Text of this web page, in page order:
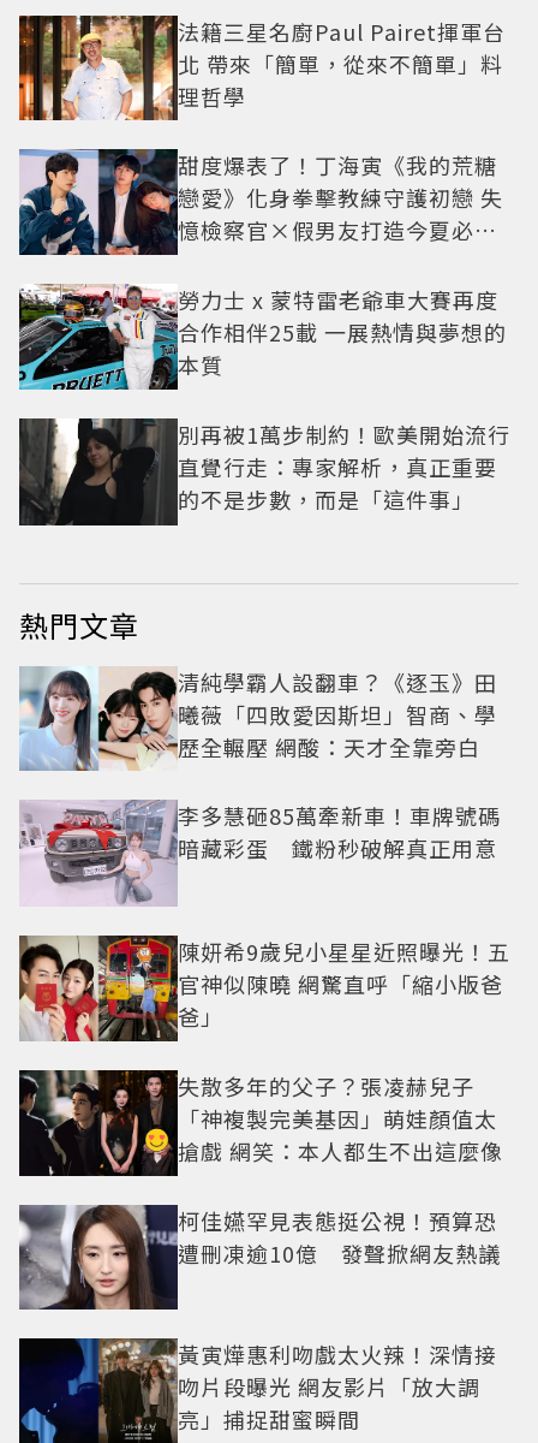
法籍三星名廚Paul Pairet揮軍台
北 帶來「簡單，從來不簡單」料
理哲學
甜度爆表了！丁海寅《我的荒糖
戀愛》化身拳擊教練守護初戀 失
憶檢察官×假男友打造今夏必看
勞力士 x 蒙特雷老爺車大賽再度
合作相伴25載 一展熱情與夢想的
本質
別再被1萬步制約！歐美開始流行
直覺行走：專家解析，真正重要
的不是步數，而是「這件事」
熱門文章
清純學霸人設翻車？《逐玉》田
曦薇「四敗愛因斯坦」智商、學
歷全輾壓 網酸：天才全靠旁白
李多慧砸85萬牽新車！車牌號碼
暗藏彩蛋 鐵粉秒破解真正用意
陳妍希9歲兒小星星近照曝光！五
官神似陳曉 網驚直呼「縮小版爸
爸」
失散多年的父子？張凌赫兒子
「神複製完美基因」萌娃顏值太
搶戲 網笑：本人都生不出這麼像
柯佳嬿罕見表態挺公視！預算恐
遭刪凍逾10億 發聲掀網友熱議
黃寅燁惠利吻戲太火辣！深情接
吻片段曝光 網友影片「放大調
亮」捕捉甜蜜瞬間